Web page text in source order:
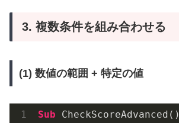
3. 複数条件を組み合わせる
(1) 数値の範囲 + 特定の値
Sub CheckScoreAdvanced()